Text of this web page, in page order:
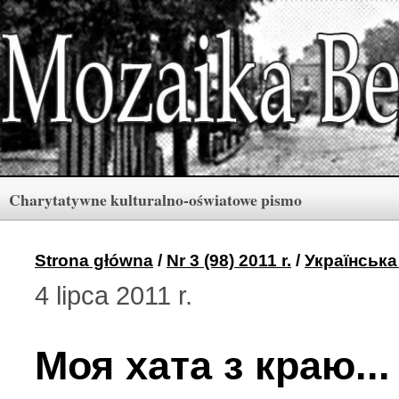
Charytatywne kulturalno-oświatowe pismo
Rubryki
Berdyczów w kronikach
Numery
1 (164) 2026 r. (10)
Menu
Polski informator
Strona główna / Nr 3 (98) 2011 r. /
4 lipca 2011 r.
Моя хата з краю...